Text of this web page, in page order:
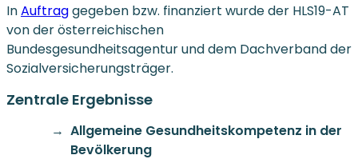
InAuftraggegeben bzw. finanziert wurde der HLS19-AT
von der österreichischen
Bundesgesundheitsagentur und dem Dachverband der
Sozialversicherungsträger.
Zentrale Ergebnisse
Allgemeine Gesundheitskompetenz in der
Bevölkerung